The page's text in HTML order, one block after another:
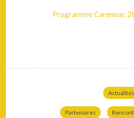
Programme Carennac
Actualités
Partenaires